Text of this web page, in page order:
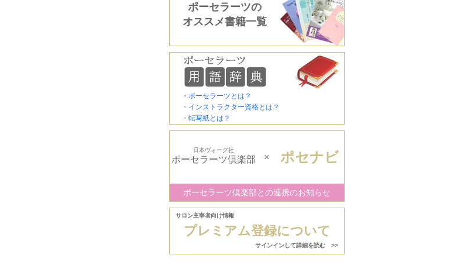
ポーセラーツの
オススメ書籍一覧
・ ポーセラーツとは？
・ インストラクター資格とは？
・ 転写紙とは？
日本ヴォーグ社
ポーセラーツ倶楽部 × ポセナビ
ポーセラーツ倶楽部との連携のお知らせ
サロン主宰者向け情報
プレミアム登録について
サインインして詳細を読む >>